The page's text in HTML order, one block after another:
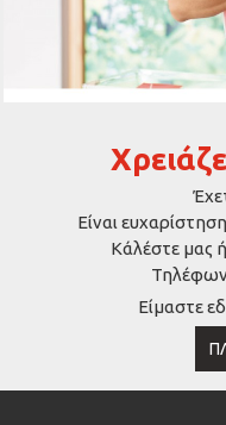
Είναι
Κάλέστε μας
Είμαστε